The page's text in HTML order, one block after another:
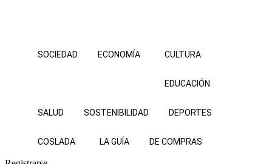
SOCIEDAD ECONOMÍA CULTURA
EDUCACIÓN
SALUD SOSTENIBILIDAD DEPORTES
COSLADA LA GUÍA DE COMPRAS